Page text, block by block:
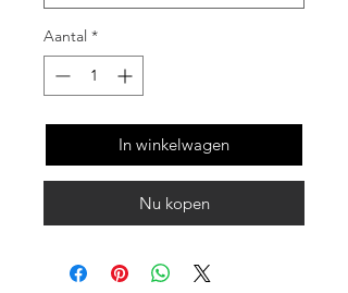
Aantal *
In winkelwagen
Nu kopen